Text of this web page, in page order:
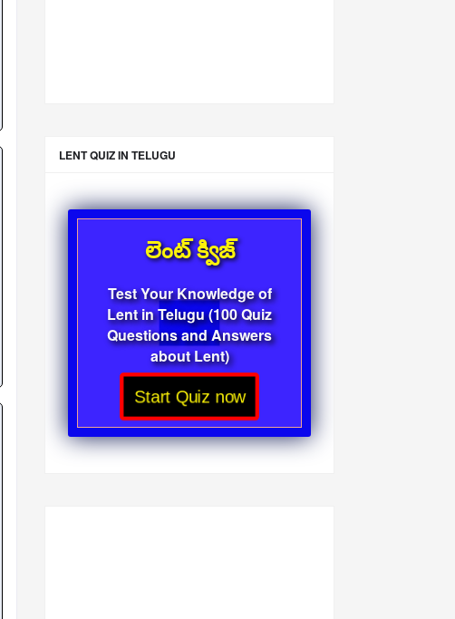
LENT QUIZ IN TELUGU
లెంట్ క్విజ్
Test Your Knowledge of
Lent in Telugu (100 Quiz
Questions and Answers
about Lent)
Start Quiz now